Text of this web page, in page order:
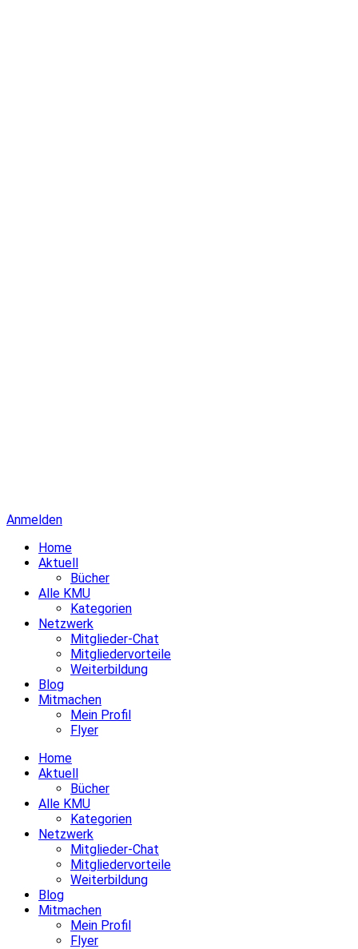
Anmelden
Home
Aktuell
Bücher
Alle KMU
Kategorien
Netzwerk
Mitglieder-Chat
Mitgliedervorteile
Weiterbildung
Blog
Mitmachen
Mein Profil
Flyer
Home
Aktuell
Bücher
Alle KMU
Kategorien
Netzwerk
Mitglieder-Chat
Mitgliedervorteile
Weiterbildung
Blog
Mitmachen
Mein Profil
Flyer